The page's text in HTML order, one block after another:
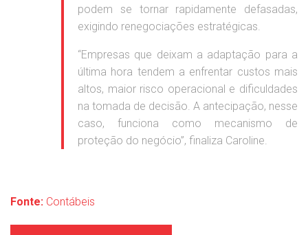
podem se tornar rapidamente defasadas,
exigindo renegociações estratégicas.
“Empresas que deixam a adaptação para a
última hora tendem a enfrentar custos mais
altos, maior risco operacional e dificuldades
na tomada de decisão. A antecipação, nesse
caso, funciona como mecanismo de
proteção do negócio”, finaliza Caroline.
Fonte: Contábeis